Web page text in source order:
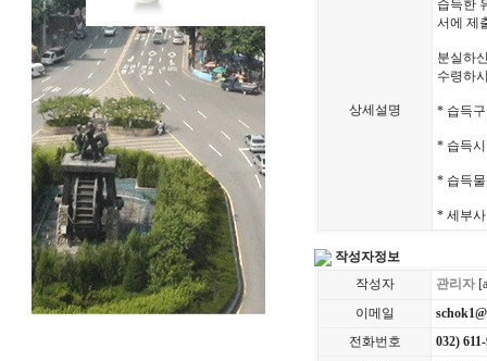
상세설명
습득한
서에 제
분실하
수령하
* 습득
* 습득
* 습득
* 세부
작성자정보
작성자
관리자
이메일
전화번호
032)